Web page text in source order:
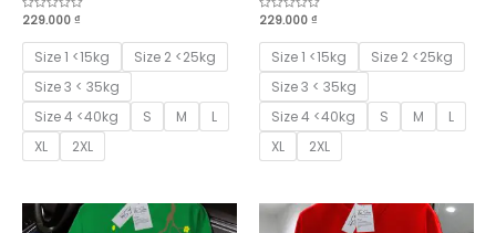
Được
hạng
sao
229.000 ₫
Size 1 <15kg
Size 2 <25kg
Size 3 < 35kg
Size 4 <40kg
S M
L
XL
2XL
Được
hạng
sao
229.000 ₫
Size 1 <15kg
Size 2 <25kg
Size 3 < 35kg
Size 4 <40kg
S M
L
XL
2XL